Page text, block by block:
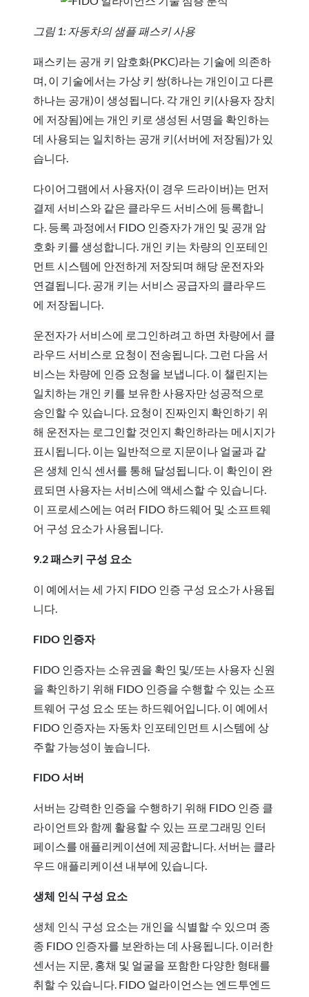
그림 1: 자동차의 샘플 패스키 사용
패스키는 공개 키 암호화(PKC)라는 기술에 의존하
며, 이 기술에서는 가상 키 쌍(하나는 개인이고 다른
하나는 공개)이 생성됩니다. 각 개인 키(사용자 장치
에 저장됨)에는 개인 키로 생성된 서명을 확인하는
데 사용되는 일치하는 공개 키(서버에 저장됨)가 있
습니다.
다이어그램에서 사용자(이 경우 드라이버)는 먼저
결제 서비스와 같은 클라우드 서비스에 등록합니
다. 등록 과정에서 FIDO 인증자가 개인 및 공개 암
호화 키를 생성합니다. 개인 키는 차량의 인포테인
먼트 시스템에 안전하게 저장되며 해당 운전자와
연결됩니다. 공개 키는 서비스 공급자의 클라우드
에 저장됩니다.
운전자가 서비스에 로그인하려고 하면 차량에서 클
라우드 서비스로 요청이 전송됩니다. 그런 다음 서
비스는 차량에 인증 요청을 보냅니다. 이 챌린지는
일치하는 개인 키를 보유한 사용자만 성공적으로
승인할 수 있습니다. 요청이 진짜인지 확인하기 위
해 운전자는 로그인할 것인지 확인하라는 메시지가
표시됩니다. 이는 일반적으로 지문이나 얼굴과 같
은 생체 인식 센서를 통해 달성됩니다. 이 확인이 완
료되면 사용자는 서비스에 액세스할 수 있습니다.
이 프로세스에는 여러 FIDO 하드웨어 및 소프트웨
어 구성 요소가 사용됩니다.
9.2 패스키 구성 요소
이 예에서는 세 가지 FIDO 인증 구성 요소가 사용됩
니다.
FIDO 인증자
FIDO 인증자는 소유권을 확인 및/또는 사용자 신원
을 확인하기 위해 FIDO 인증을 수행할 수 있는 소프
트웨어 구성 요소 또는 하드웨어입니다. 이 예에서
FIDO 인증자는 자동차 인포테인먼트 시스템에 상
주할 가능성이 높습니다.
FIDO 서버
서버는 강력한 인증을 수행하기 위해 FIDO 인증 클
라이언트와 함께 활용할 수 있는 프로그래밍 인터
페이스를 애플리케이션에 제공합니다. 서버는 클라
우드 애플리케이션 내부에 있습니다.
생체 인식 구성 요소
생체 인식 구성 요소는 개인을 식별할 수 있으며 종
종 FIDO 인증자를 보완하는 데 사용됩니다. 이러한
센서는 지문, 홍채 및 얼굴을 포함한 다양한 형태를
취할 수 있습니다. FIDO 얼라이언스는 엔드투엔드